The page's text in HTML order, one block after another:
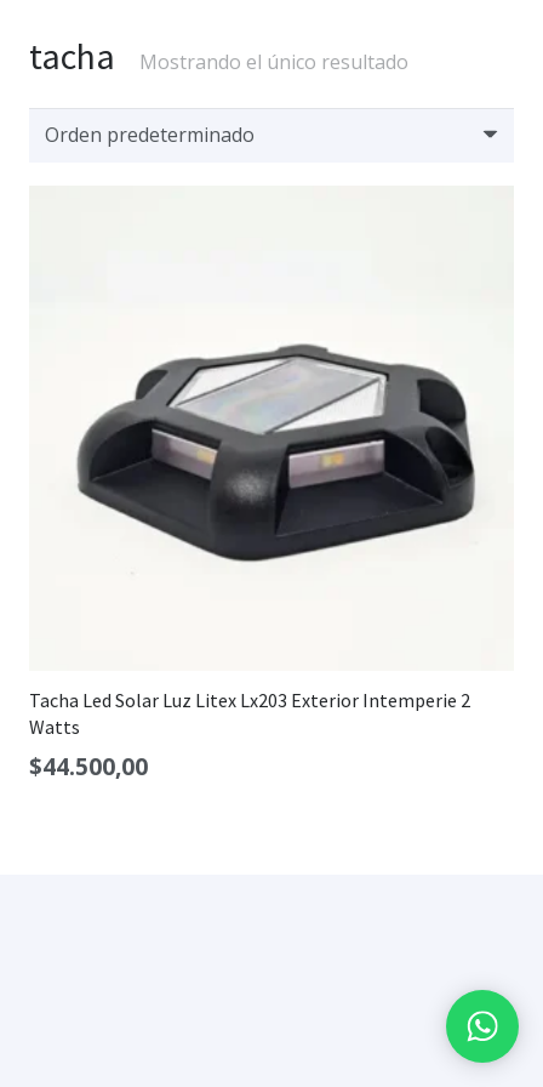
tacha Mostrando el único resultado
Tacha Led Solar Luz Litex Lx203 Exterior Intemperie 2
Watts
$44.500,00